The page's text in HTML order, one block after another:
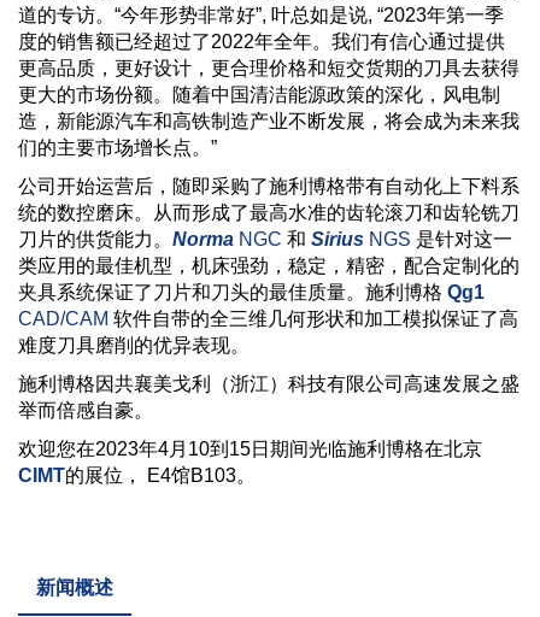
道的专访。“今年形势非常好”, 叶总如是说, “2023年第一季
度的销售额已经超过了2022年全年。我们有信心通过提供
更高品质，更好设计，更合理价格和短交货期的刀具去获得
更大的市场份额。随着中国清洁能源政策的深化，风电制
造，新能源汽车和高铁制造产业不断发展，将会成为未来我
们的主要市场增长点。”
公司开始运营后，随即采购了施利博格带有自动化上下料系
统的数控磨床。从而形成了最高水准的齿轮滚刀和齿轮铣刀
刀片的供货能力。 Norma NGC 和 Sirius NGS 是针对这一
类应用的最佳机型，机床强劲，稳定，精密，配合定制化的
夹具系统保证了刀片和刀头的最佳质量。施利博格 Qg1
CAD/CAM 软件自带的全三维几何形状和加工模拟保证了高
难度刀具磨削的优异表现。
施利博格因共襄美戈利（浙江）科技有限公司高速发展之盛
举而倍感自豪。
欢迎您在2023年4月10到15日期间光临施利博格在北京
CIMT的展位， E4馆B103。
新闻概述